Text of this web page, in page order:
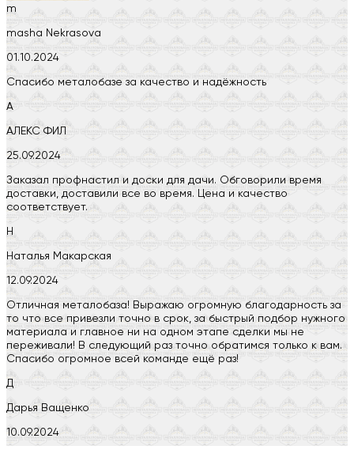
m
masha Nekrasova
01.10.2024
Спасибо металобазе за качество и надёжность
А
АЛЕКС ФИЛ
25.09.2024
Заказал профнастил и доски для дачи. Обговорили время
доставки, доставили все во время. Цена и качество
соответствует.
Н
Наталья Макарская
12.09.2024
Отличная металобаза! Выражаю огромную благодарность за
то что все привезли точно в срок, за быстрый подбор нужного
материала и главное ни на одном этапе сделки мы не
переживали! В следующий раз точно обратимся только к вам.
Спасибо огромное всей команде ещё раз!
Д
Дарья Ващенко
10.09.2024